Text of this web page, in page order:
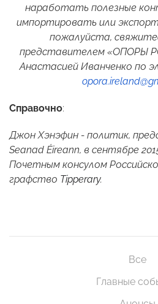
наработать полезные
импортировать или
пожалуйста,
представителем «ОПОРЫ
Анастасией Иванченко по
opora.ireland@
Справочно:
Джон Хэнэфин - политик,
Seanad Éireann, в сентябре
Почетным консулом
графство Tipperary.
Все
Главные